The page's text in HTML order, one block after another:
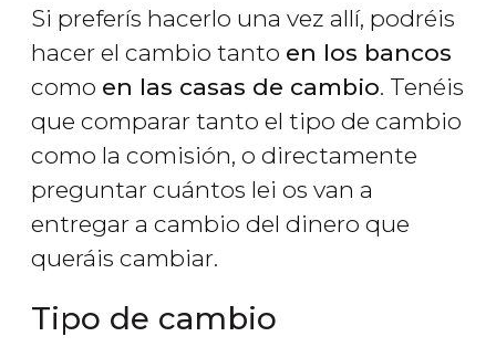
Si preferís hacerlo una vez allí, podréis
hacer el cambio tanto en los bancos
como en las casas de cambio. Tenéis
que comparar tanto el tipo de cambio
como la comisión, o directamente
preguntar cuántos lei os van a
entregar a cambio del dinero que
queráis cambiar.
Tipo de cambio